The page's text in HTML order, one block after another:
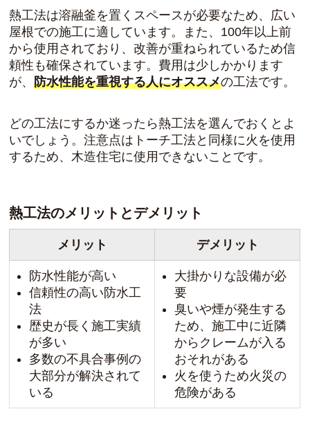
熱工法は溶融釜を置くスペースが必要なため、広い
屋根での施工に適しています。また、100年以上前
から使用されており、改善が重ねられているため信
頼性も確保されています。費用は少しかかります
が、防水性能を重視する人にオススメの工法です。
どの工法にするか迷ったら熱工法を選んでおくとよ
いでしょう。注意点はトーチ工法と同様に火を使用
するため、木造住宅に使用できないことです。
熱工法のメリットとデメリット
メリット デメリット
防水性能が高い
信頼性の高い防水工
法
歴史が長く施工実績
が多い
多数の不具合事例の
大部分が解決されて
いる
大掛かりな設備が必
要
臭いや煙が発生する
ため、施工中に近隣
からクレームが入る
おそれがある
火を使うため火災の
危険がある